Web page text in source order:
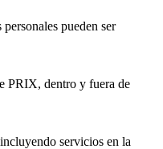
personales pueden ser
PRIX, dentro y fuera de
servicios en la